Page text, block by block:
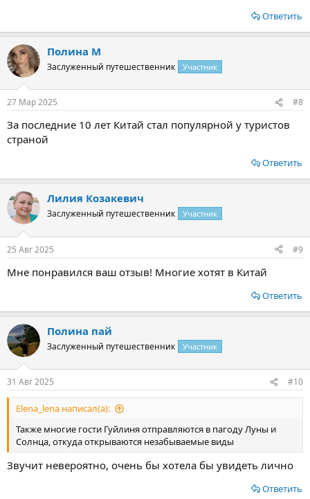
Ответить
Полина М
Заслуженный путешественник Участник
27 Мар 2025 #8
За последние 10 лет Китай стал популярной у туристов
страной
Ответить
Лилия Козакевич
Заслуженный путешественник Участник
25 Авг 2025 #9
Мне понравился ваш отзыв! Многие хотят в Китай
Ответить
Полина пай
Заслуженный путешественник Участник
31 Авг 2025 #10
Elena_lena написал(а):
Также многие гости Гуйлиня отправляются в пагоду Луны и
Солнца, откуда открываются незабываемые виды
Звучит невероятно, очень бы хотела бы увидеть лично
Ответить